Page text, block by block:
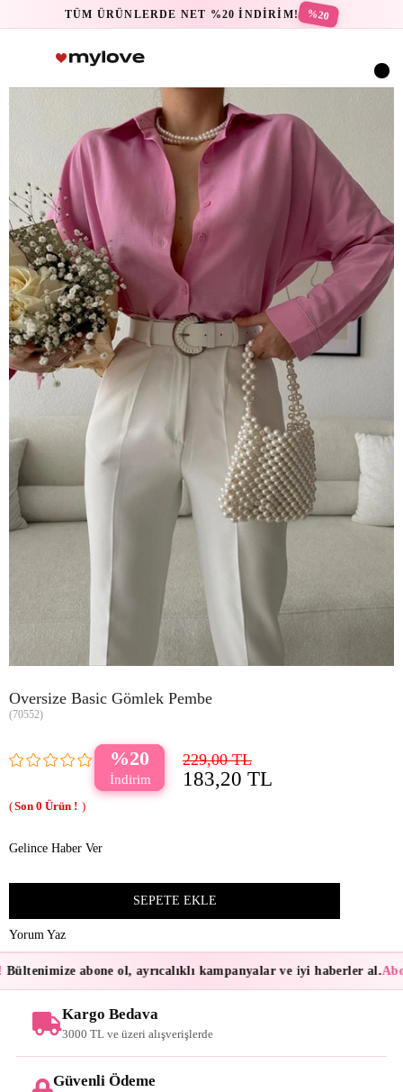
TÜM ÜRÜNLERDE NET %20 İNDİRİM! %20
Oversize Basic Gömlek Pembe
(70552)
20 229,00 TL
183,20 TL
0
Gelince Haber Ver
Yorum Yaz
abone ol, ayrıcalıklı kampanyalar ve iyi haberler al.
Kargo Bedava
3000 TL ve üzeri alışverişlerde
Güvenli Ödeme